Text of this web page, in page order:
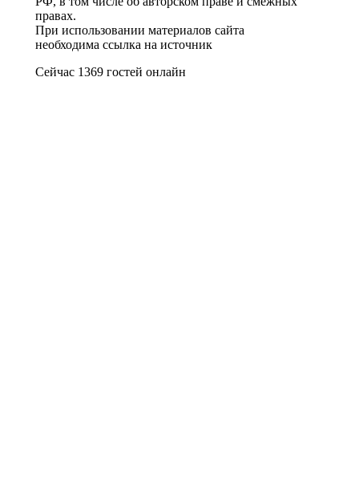
правах.
При использовании материалов сайта
необходима ссылка на источник
Сейчас 1369 гостей онлайн